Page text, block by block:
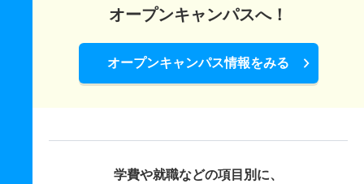
オープンキャンパスへ！
オープンキャンパス情報をみる
学費や就職などの項目別に、